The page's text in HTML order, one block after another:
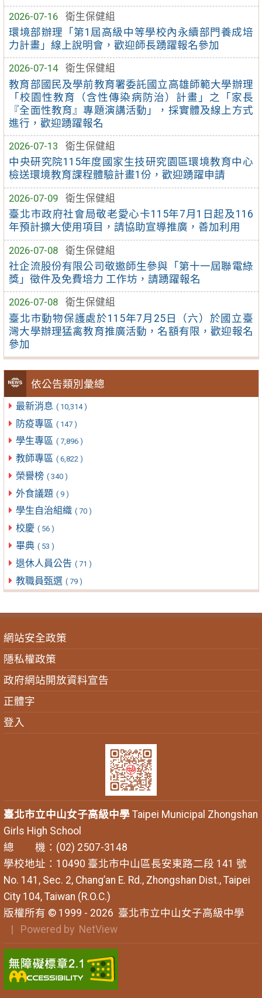
2026-07-16
衛生保健組
環境部辦理「第1屆高級中等學校內永續部門養成培
力計畫」線上說明會，歡迎師長踴躍報名參加
2026-07-14
衛生保健組
教育部國民及學前教育署委託國立高雄師範大學辦理
「校園性教育（含性傳染病防治）計畫」之「家長
『全面性教育』專題演講活動」，採實體及線上方式
進行，歡迎踴躍報名
2026-07-13
衛生保健組
中央研究院115年度國家生技研究園區環境教育中心
檢送環境教育課程體驗計畫1份，歡迎踴躍申請
2026-07-09
衛生保健組
臺北市政府社會局敬老愛心卡115年7月1日起及116
年預計擴大使用項目，請協助宣導推廣，善加利用
2026-07-08
衛生保健組
社企流股份有限公司敬邀師生參與「第十一屆聯電綠
獎」徵件及免費培力 工作坊，請踴躍報名
2026-07-08
衛生保健組
臺北市動物保護處於115年7月25日（六）於國立臺
灣大學辦理猛禽教育推廣活動，名額有限，歡迎報名
參加
依公告類別彙總
最新消息 ( 10,314 )
防疫專區 ( 147 )
學生專區 ( 7,896 )
教師專區 ( 6,822 )
榮譽榜 ( 340 )
外食議題 ( 9 )
學生自治組織 ( 70 )
校慶 ( 56 )
畢典 ( 53 )
退休人員公告 ( 71 )
教職員甄選 ( 79 )
網站安全政策
隱私權政策
政府網站開放資料宣告
正體字
登入
臺北市立中山女子高級中學Taipei Municipal Zhongshan
Girls High School
總 機：(02) 2507-3148
學校地址：10490 臺北市中山區長安東路二段 141 號
No. 141, Sec. 2, Chang’an E. Rd., Zhongshan Dist., Taipei
City 104, Taiwan (R.O.C.)
版權所有 © 1999 - 2026 臺北市立中山女子高級中學
| Powered by NetView